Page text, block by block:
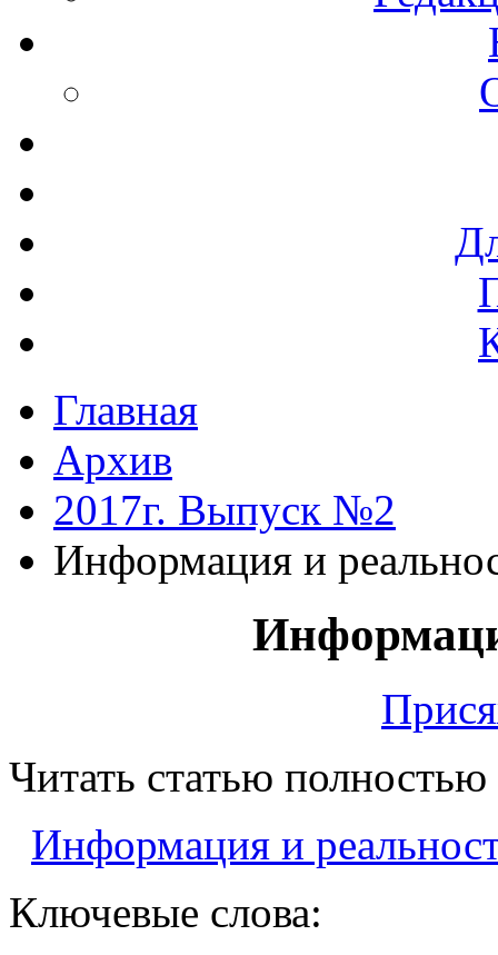
Главная
Архив
2017г. Выпуск №2
Информация и
Читать статью полностью
Информация и
Ключевые слова: